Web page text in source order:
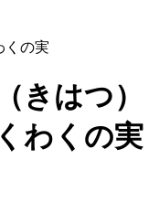
くの実
きはつ）
わくの実